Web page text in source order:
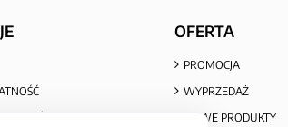
OFERTA
PROMOCJA
WYPRZEDAŻ
NOWE PRODUKTY